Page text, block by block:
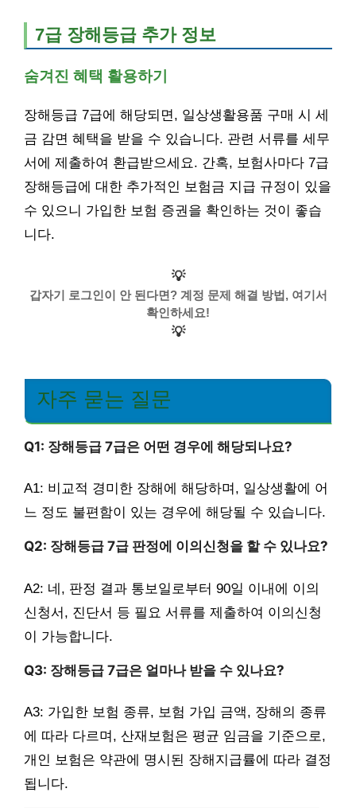
7급 장해등급 추가 정보
숨겨진 혜택 활용하기
장해등급 7급에 해당되면, 일상생활용품 구매 시 세
금 감면 혜택을 받을 수 있습니다. 관련 서류를 세무
서에 제출하여 환급받으세요. 간혹, 보험사마다 7급
장해등급에 대한 추가적인 보험금 지급 규정이 있을
수 있으니 가입한 보험 증권을 확인하는 것이 좋습
니다.
💡
갑자기 로그인이 안 된다면? 계정 문제 해결 방법, 여기서
확인하세요!
💡
자주 묻는 질문
Q1: 장해등급 7급은 어떤 경우에 해당되나요?
A1: 비교적 경미한 장해에 해당하며, 일상생활에 어
느 정도 불편함이 있는 경우에 해당될 수 있습니다.
Q2: 장해등급 7급 판정에 이의신청을 할 수 있나요?
A2: 네, 판정 결과 통보일로부터 90일 이내에 이의
신청서, 진단서 등 필요 서류를 제출하여 이의신청
이 가능합니다.
Q3: 장해등급 7급은 얼마나 받을 수 있나요?
A3: 가입한 보험 종류, 보험 가입 금액, 장해의 종류
에 따라 다르며, 산재보험은 평균 임금을 기준으로,
개인 보험은 약관에 명시된 장해지급률에 따라 결정
됩니다.